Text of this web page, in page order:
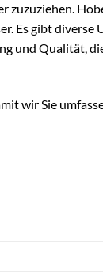
zuzuziehen.
Es gibt diverse
und Qualität,
wir Sie